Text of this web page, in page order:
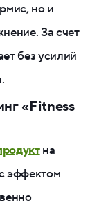
но и
За счет
без усилий
«Fitness
на
эффектом